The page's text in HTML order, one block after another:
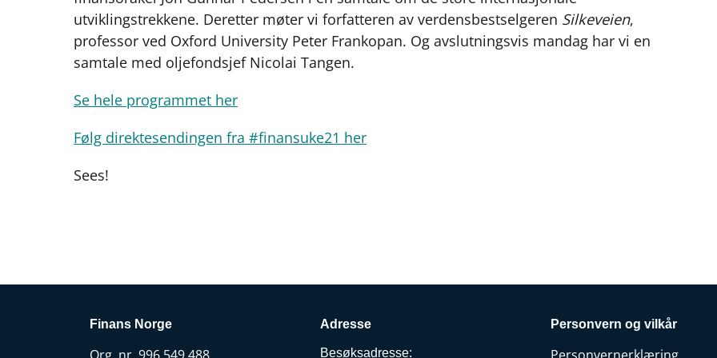
utviklingstrekkene. Deretter møter vi forfatteren av verdensbestselgeren Silkeveien,
professor ved Oxford University Peter Frankopan. Og avslutningsvis mandag har vi en
samtale med oljefondsjef Nicolai Tangen.
Se hele programmet her
Følg direktesendingen fra #finansuke21 her
Sees!
Finans Norge Adresse
Besøksadresse:
Personvern og vilkår